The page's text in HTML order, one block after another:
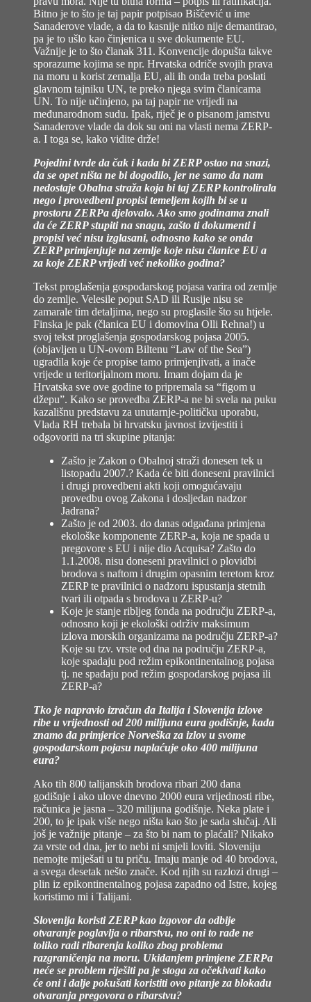
Bitno je to što je taj papir potpisao Biščević u ime
Sanaderove vlade, a da to kasnije nitko nije demantirao,
pa je to ušlo kao činjenica u sve dokumente EU.
Važnije je to što članak 311. Konvencije dopušta takve
sporazume kojima se npr. Hrvatska odriče svojih prava
na moru u korist zemalja EU, ali ih onda treba poslati
glavnom tajniku UN, te preko njega svim članicama
UN. To nije učinjeno, pa taj papir ne vrijedi na
međunarodnom sudu. Ipak, riječ je o pisanom jamstvu
Sanaderove vlade da dok su oni na vlasti nema ZERP-
a. I toga se, kako vidite drže!
Pojedini tvrde da čak i kada bi ZERP ostao na snazi,
da se opet ništa ne bi dogodilo, jer ne samo da nam
nedostaje Obalna straža koja bi taj ZERP kontrolirala
nego i provedbeni propisi temeljem kojih bi se u
prostoru ZERPa djelovalo. Ako smo godinama znali
da će ZERP stupiti na snagu, zašto ti dokumenti i
propisi već nisu izglasani, odnosno kako se onda
ZERP primjenjuje na zemlje koje nisu članice EU a
za koje ZERP vrijedi već nekoliko godina?
Tekst proglašenja gospodarskog pojasa varira od zemlje
do zemlje. Velesile poput SAD ili Rusije nisu se
zamarale tim detaljima, nego su proglasile što su htjele.
Finska je pak (članica EU i domovina Olli Rehna!) u
svoj tekst proglašenja gospodarskog pojasa 2005.
(objavljen u UN-ovom Biltenu “Law of the Sea”)
ugradila koje će propise tamo primjenjivati, a inače
vrijede u teritorijalnom moru. Imam dojam da je
Hrvatska sve ove godine to pripremala sa “figom u
džepu”. Kako se provedba ZERP-a ne bi svela na puku
kazališnu predstavu za unutarnje-političku uporabu,
Vlada RH trebala bi hrvatsku javnost izvijestiti i
odgovoriti na tri skupine pitanja:
Zašto je Zakon o Obalnoj straži donesen tek u
listopadu 2007.? Kada će biti doneseni pravilnici
i drugi provedbeni akti koji omogućavaju
provedbu ovog Zakona i dosljedan nadzor
Jadrana?
Zašto je od 2003. do danas odgađana primjena
ekološke komponente ZERP-a, koja ne spada u
pregovore s EU i nije dio Acquisa? Zašto do
1.1.2008. nisu doneseni pravilnici o plovidbi
brodova s naftom i drugim opasnim teretom kroz
ZERP te pravilnici o nadzoru ispustanja stetnih
tvari ili otpada s brodova u ZERP-u?
Koje je stanje ribljeg fonda na području ZERP-a,
odnosno koji je ekološki održiv maksimum
izlova morskih organizama na području ZERP-a?
Koje su tzv. vrste od dna na području ZERP-a,
koje spadaju pod režim epikontinentalnog pojasa
tj. ne spadaju pod režim gospodarskog pojasa ili
ZERP-a?
Tko je napravio izračun da Italija i Slovenija izlove
ribe u vrijednosti od 200 milijuna eura godišnje, kada
znamo da primjerice Norveška za izlov u svome
gospodarskom pojasu naplaćuje oko 400 milijuna
eura?
Ako tih 800 talijanskih brodova ribari 200 dana
godišnje i ako ulove dnevno 2000 eura vrijednosti ribe,
računica je jasna – 320 milijuna godišnje. Neka plate i
200, to je ipak više nego ništa kao što je sada slučaj. Ali
još je važnije pitanje – za što bi nam to plaćali? Nikako
za vrste od dna, jer to nebi ni smjeli loviti. Sloveniju
nemojte miješati u tu priču. Imaju manje od 40 brodova,
a svega desetak nešto znače. Kod njih su razlozi drugi –
plin iz epikontinentalnog pojasa zapadno od Istre, kojeg
koristimo mi i Talijani.
Slovenija koristi ZERP kao izgovor da odbije
otvaranje poglavlja o ribarstvu, no oni to rade ne
toliko radi ribarenja koliko zbog problema
razgraničenja na moru. Ukidanjem primjene ZERPa
neće se problem riješiti pa je stoga za očekivati kako
će oni i dalje pokušati koristiti ovo pitanje za blokadu
otvaranja pregovora o ribarstvu?